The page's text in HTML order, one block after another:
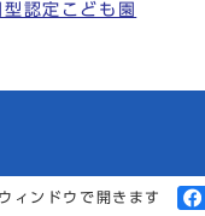
認定こども園
ィンドウで開きます